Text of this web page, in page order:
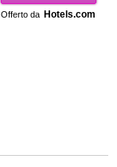
Offerto da Hotels.com